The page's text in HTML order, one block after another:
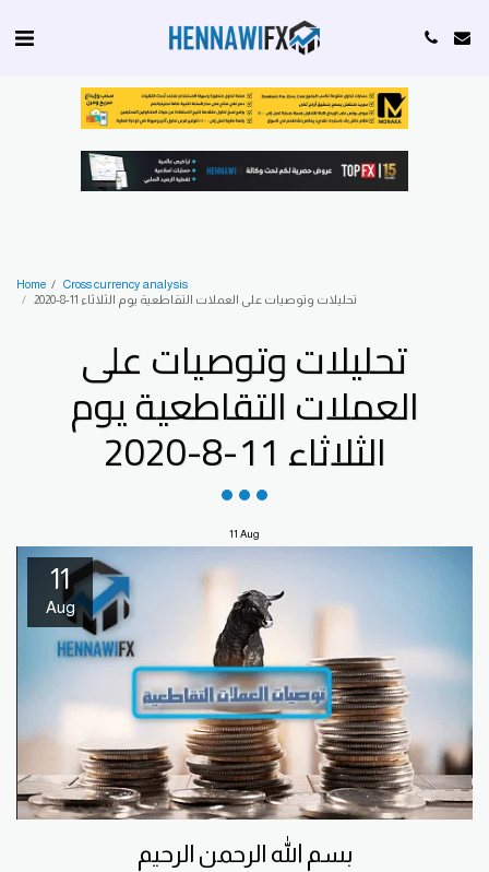
Home
Cross currency analysis
تحليلات وتوصيات على العملات التقاطعية يوم الثلاثاء 11-8-2020
تحليلات وتوصيات على
العملات التقاطعية يوم
الثلاثاء 11-8-2020
11 Aug
11
Aug
بسم الله الرحمن الرحيم